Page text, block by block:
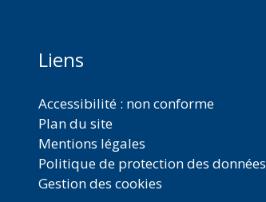
Liens
Accessibilité : non conforme
Plan du site
Mentions légales
Politique de protection des données
Gestion des cookies